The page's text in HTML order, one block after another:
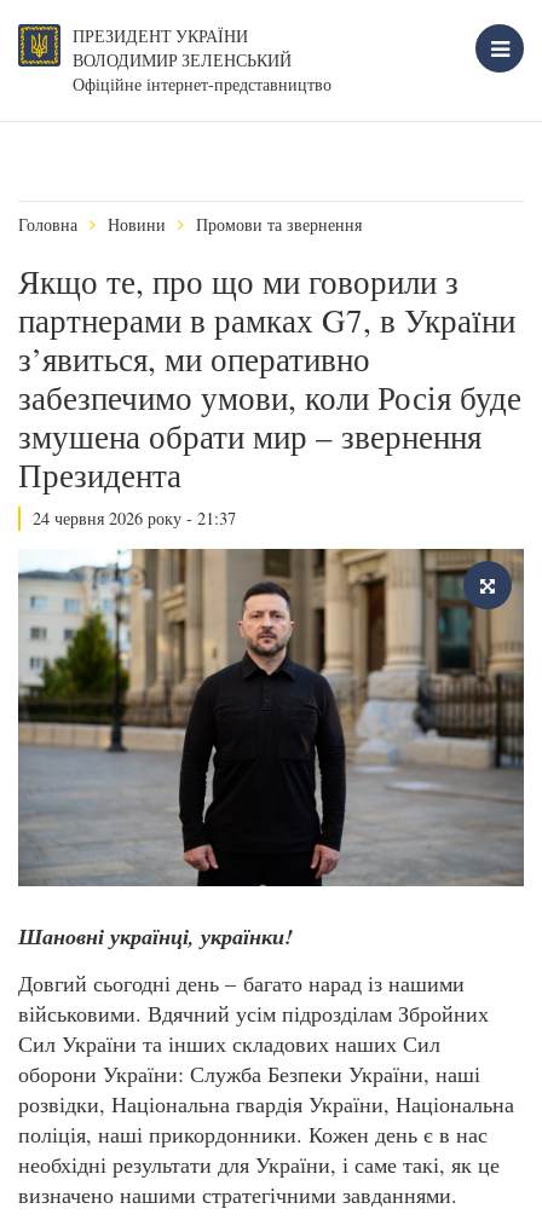
ПРЕЗИДЕНТ УКРАЇНИ
ВОЛОДИМИР ЗЕЛЕНСЬКИЙ
Офіційне інтернет-представництво
Головна Новини Промови та звернення
Якщо те, про що ми говорили з
партнерами в рамках G7, в України
з’явиться, ми оперативно
забезпечимо умови, коли Росія буде
змушена обрати мир – звернення
Президента
24 червня 2026 року - 21:37
Шановні українці, українки!
Довгий сьогодні день – багато нарад із нашими
військовими. Вдячний усім підрозділам Збройних
Сил України та інших складових наших Сил
оборони України: Служба Безпеки України, наші
розвідки, Національна гвардія України, Національна
поліція, наші прикордонники. Кожен день є в нас
необхідні результати для України, і саме такі, як це
визначено нашими стратегічними завданнями.